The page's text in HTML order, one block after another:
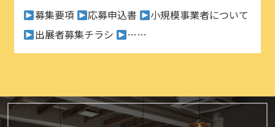
募集要項 応募申込書
小規模事業者について
出展者募集チラシ
……